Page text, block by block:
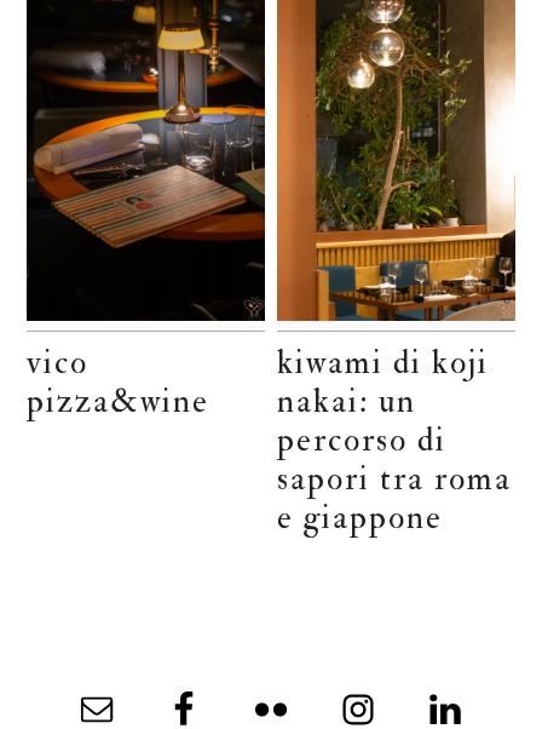
vico
pizza&wine
kiwami di koji
nakai: un
percorso di
sapori tra roma
e giappone